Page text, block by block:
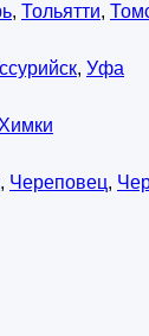
, Тольятти,
, Уфа
Химки
, Череповец,